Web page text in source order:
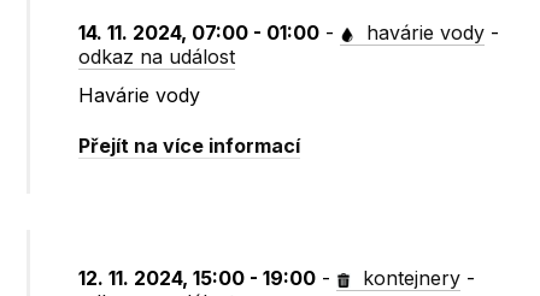
14. 11. 2024, 07:00 - 01:00 - havárie vody -
odkaz na událost
Havárie vody
Přejít na více informací
12. 11. 2024, 15:00 - 19:00 - kontejnery -